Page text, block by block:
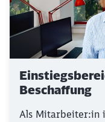
Beschaffung
Als Mitarbeiter:in